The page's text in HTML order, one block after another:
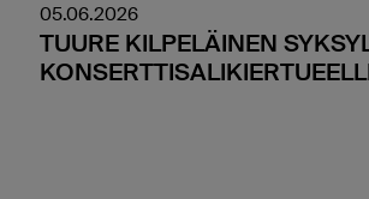
05.06.2026
TUURE KILPELÄINEN